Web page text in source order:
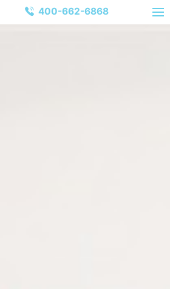
400-662-6868